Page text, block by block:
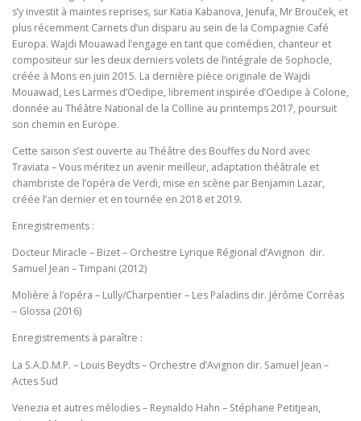
s’y investit à maintes reprises, sur Katia Kabanova, Jenufa, Mr Brouček, et
plus récemment Carnets d’un disparu au sein de la Compagnie Café
Europa. Wajdi Mouawad l’engage en tant que comédien, chanteur et
compositeur sur les deux derniers volets de l’intégrale de Sophocle,
créée à Mons en juin 2015. La dernière pièce originale de Wajdi
Mouawad, Les Larmes d’Oedipe, librement inspirée d’Oedipe à Colone,
donnée au Théâtre National de la Colline au printemps 2017, poursuit
son chemin en Europe.
Cette saison s’est ouverte au Théâtre des Bouffes du Nord avec
Traviata – Vous méritez un avenir meilleur, adaptation théâtrale et
chambriste de l’opéra de Verdi, mise en scène par Benjamin Lazar,
créée l’an dernier et en tournée en 2018 et 2019.
Enregistrements :
Docteur Miracle – Bizet – Orchestre Lyrique Régional d’Avignon dir.
Samuel Jean – Timpani (2012)
Molière à l’opéra – Lully/Charpentier – Les Paladins dir. Jérôme Corréas
– Glossa (2016)
Enregistrements à paraître :
La S.A.D.M.P. – Louis Beydts – Orchestre d’Avignon dir. Samuel Jean –
Actes Sud
Venezia et autres mélodies – Reynaldo Hahn – Stéphane Petitjean,